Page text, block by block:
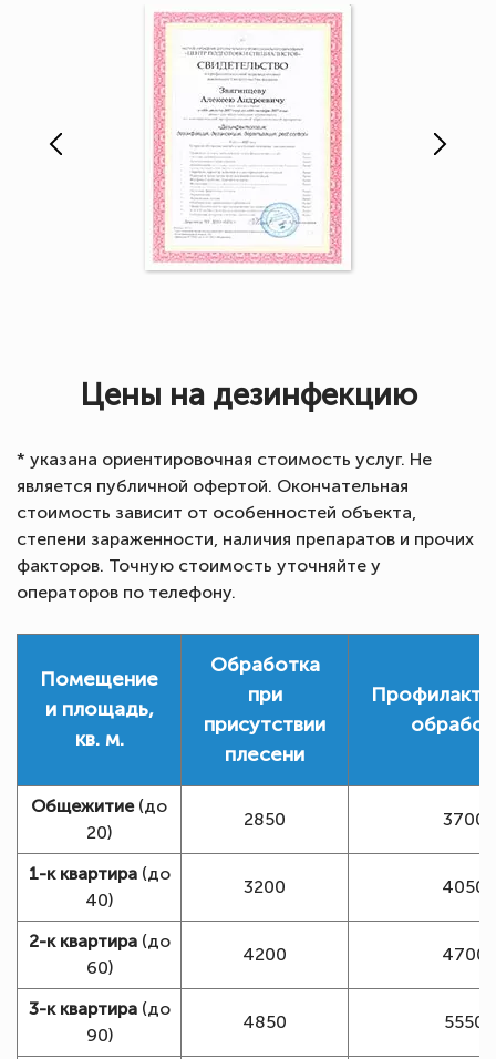
Цены на дезинфекцию
* указана ориентировочная стоимость услуг. Не
является публичной офертой. Окончательная
стоимость зависит от особенностей объекта,
степени зараженности, наличия препаратов и прочих
факторов. Точную стоимость уточняйте у
операторов по телефону.
Помещение
и площадь,
кв. м.
Обработка
при
присутствии
плесени
Общежитие(до
20)
2850 3700
1-к квартира(до
40)
3200 4050
2-к квартира(до
60)
4200 4700
3-к квартира(до
90)
4850 5550